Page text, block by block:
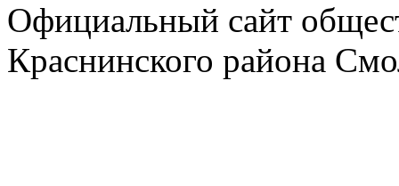
Официальный сайт
Краснинского района